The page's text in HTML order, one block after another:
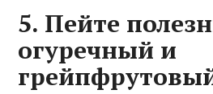
5. Пейте
огуречный и